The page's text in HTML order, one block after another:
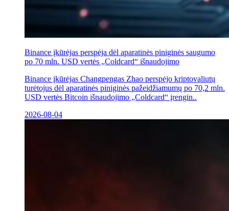
Binance įkūrėjas perspėja dėl aparatinės piniginės saugumo
po 70 mln. USD vertės „Coldcard“ išnaudojimo
Binance įkūrėjas Changpengas Zhao perspėjo kriptovaliutų
turėtojus dėl aparatinės piniginės pažeidžiamumų po 70,2 mln.
USD vertės Bitcoin išnaudojimo „Coldcard“ įrengin..
2026-08-04